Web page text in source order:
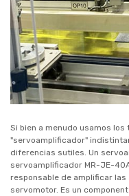
Si bien a menudo usamos
"servoamplificador"
diferencias sutiles. Un
servoamplificador MR-JE-
responsable de amplificar
servomotor. Es un